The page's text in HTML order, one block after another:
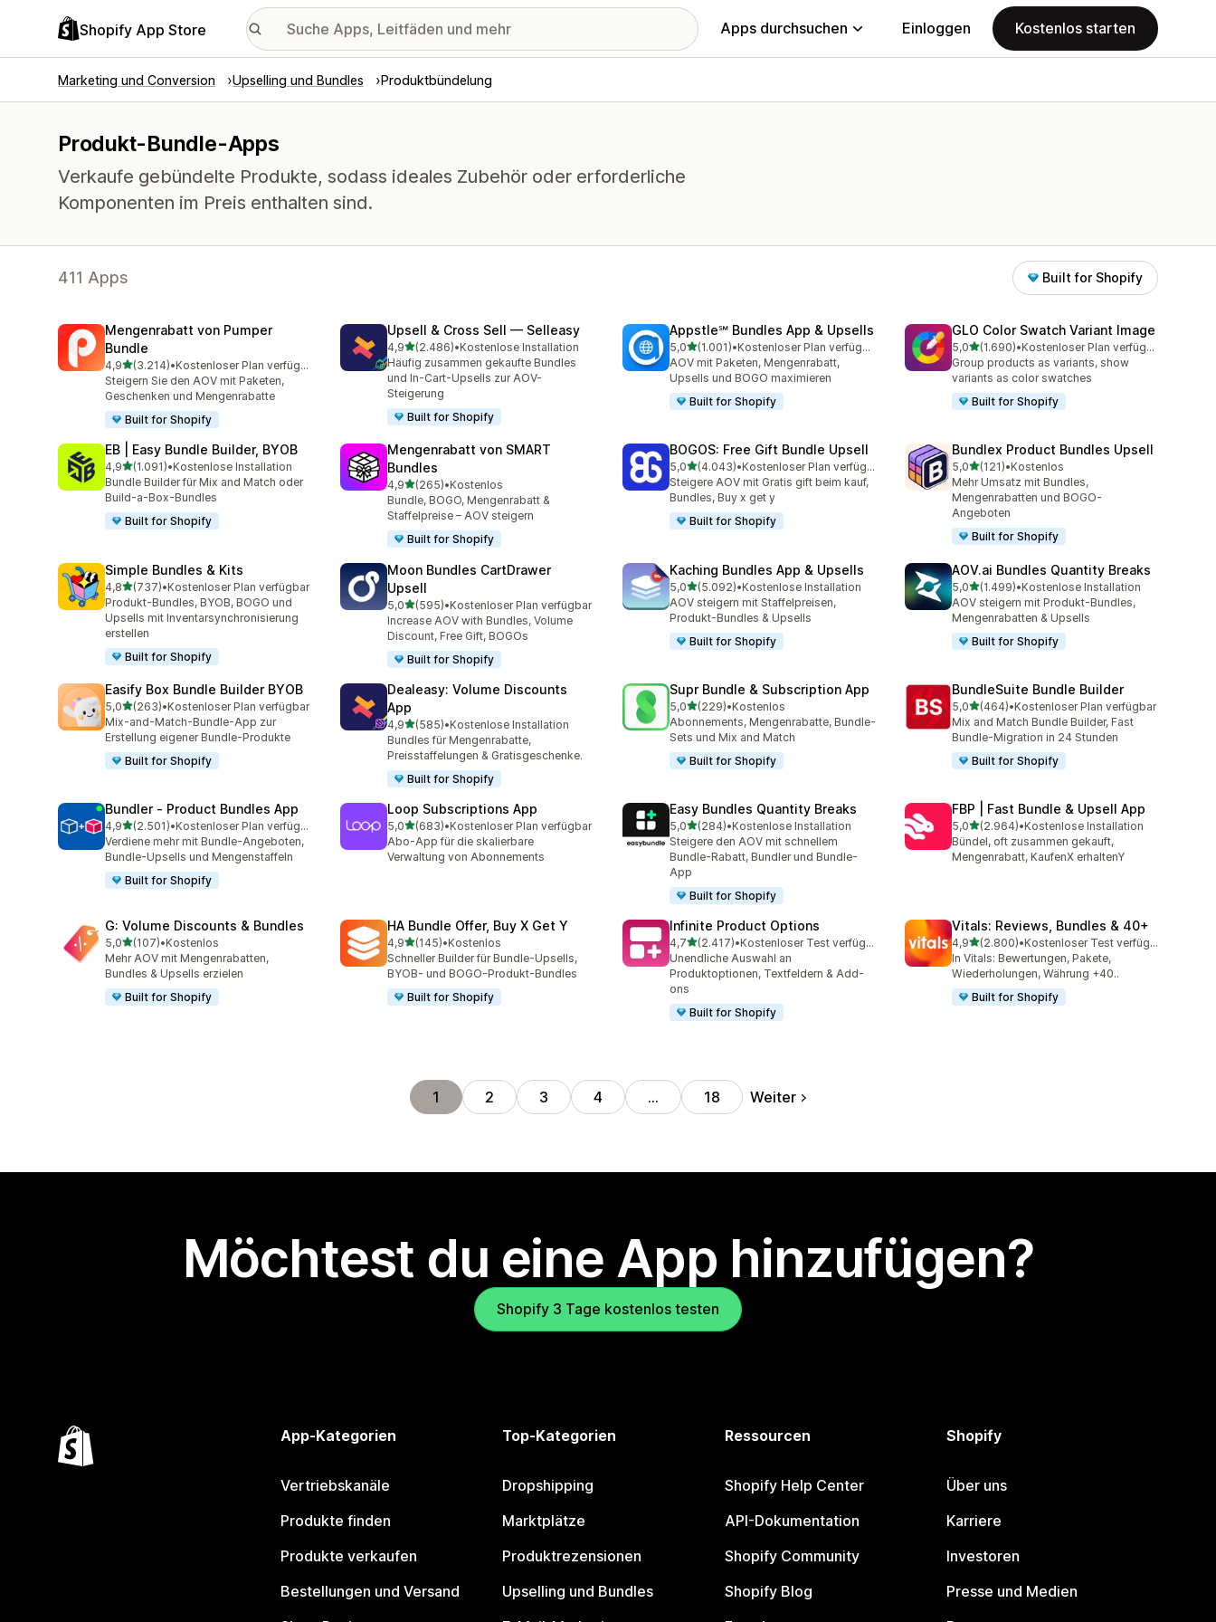
Shopify App Store Apps durchsuchen Einloggen Kostenlos starten
Marketing und Conversion Upselling und Bundles Produktbündelung
Produkt-Bundle-Apps
Verkaufe gebündelte Produkte, sodass ideales Zubehör oder erforderliche
Komponenten im Preis enthalten sind.
411 Apps Built for Shopify
Mengenrabatt von Pumper
Bundle
4,9von 5 Sternen
(3.214)
3214 Rezensionen insgesamt
•
Kostenloser Plan verfügbar
Steigern Sie den AOV mit Paketen,
Geschenken und Mengenrabatte
Built for Shopify
Upsell & Cross Sell — Selleasy
4,9von 5 Sternen
(2.486)
2486 Rezensionen insgesamt
•Kostenlose Installation
Häufig zusammen gekaufte Bundles
und In-Cart-Upsells zur AOV-
Steigerung
Built for Shopify
Appstle℠ Bundles App & Upsells
5,0von 5 Sternen
(1.001)
1001 Rezensionen insgesamt
•
Kostenloser Plan verfügbar
AOV mit Paketen, Mengenrabatt,
Upsells und BOGO maximieren
Built for Shopify
GLO Color Swatch Variant Image
5,0von 5 Sternen
(1.690)
1690 Rezensionen insgesamt
•
Kostenloser Plan verfügbar
Group products as variants, show
variants as color swatches
Built for Shopify
EB | Easy Bundle Builder, BYOB
4,9von 5 Sternen
(1.091)
1091 Rezensionen insgesamt
•Kostenlose Installation
Bundle Builder für Mix and Match oder
Build-a-Box-Bundles
Built for Shopify
Mengenrabatt von SMART
Bundles
4,9von 5 Sternen
(265)
265 Rezensionen insgesamt
•Kostenlos
Bundle, BOGO, Mengenrabatt &
Staffelpreise – AOV steigern
Built for Shopify
BOGOS: Free Gift Bundle Upsell
5,0von 5 Sternen
(4.043)
4043 Rezensionen insgesamt
•
Kostenloser Plan verfügbar
Steigere AOV mit Gratis gift beim kauf,
Bundles, Buy x get y
Built for Shopify
Bundlex Product Bundles Upsell
5,0von 5 Sternen
(121)
121 Rezensionen insgesamt
•Kostenlos
Mehr Umsatz mit Bundles,
Mengenrabatten und BOGO-
Angeboten
Built for Shopify
Simple Bundles & Kits
4,8von 5 Sternen
(737)
737 Rezensionen insgesamt
•Kostenloser Plan verfügbar
Produkt-Bundles, BYOB, BOGO und
Upsells mit Inventarsynchronisierung
erstellen
Built for Shopify
Moon Bundles CartDrawer
Upsell
5,0von 5 Sternen
(595)
595 Rezensionen insgesamt
•Kostenloser Plan verfügbar
Increase AOV with Bundles, Volume
Discount, Free Gift, BOGOs
Built for Shopify
Kaching Bundles App & Upsells
5,0von 5 Sternen
(5.092)
5092 Rezensionen insgesamt
•Kostenlose Installation
AOV steigern mit Staffelpreisen,
Produkt-Bundles & Upsells
Built for Shopify
AOV.ai Bundles Quantity Breaks
5,0von 5 Sternen
(1.499)
1499 Rezensionen insgesamt
•Kostenlose Installation
AOV steigern mit Produkt-Bundles,
Mengenrabatten & Upsells
Built for Shopify
Easify Box Bundle Builder BYOB
5,0von 5 Sternen
(263)
263 Rezensionen insgesamt
•Kostenloser Plan verfügbar
Mix-and-Match-Bundle-App zur
Erstellung eigener Bundle-Produkte
Built for Shopify
Dealeasy: Volume Discounts
App
4,9von 5 Sternen
(585)
585 Rezensionen insgesamt
•Kostenlose Installation
Bundles für Mengenrabatte,
Preisstaffelungen & Gratisgeschenke.
Built for Shopify
Supr Bundle & Subscription App
5,0von 5 Sternen
(229)
229 Rezensionen insgesamt
•Kostenlos
Abonnements, Mengenrabatte, Bundle-
Sets und Mix and Match
Built for Shopify
BundleSuite Bundle Builder
5,0von 5 Sternen
(464)
464 Rezensionen insgesamt
•Kostenloser Plan verfügbar
Mix and Match Bundle Builder, Fast
Bundle-Migration in 24 Stunden
Built for Shopify
Bundler ‑ Product Bundles App
4,9von 5 Sternen
(2.501)
2501 Rezensionen insgesamt
•
Kostenloser Plan verfügbar
Verdiene mehr mit Bundle-Angeboten,
Bundle-Upsells und Mengenstaffeln
Built for Shopify
Loop Subscriptions App
5,0von 5 Sternen
(683)
683 Rezensionen insgesamt
•Kostenloser Plan verfügbar
Abo-App für die skalierbare
Verwaltung von Abonnements
Easy Bundles Quantity Breaks
5,0von 5 Sternen
(284)
284 Rezensionen insgesamt
•Kostenlose Installation
Steigere den AOV mit schnellem
Bundle-Rabatt, Bundler und Bundle-
App
Built for Shopify
FBP | Fast Bundle & Upsell App
5,0von 5 Sternen
(2.964)
2964 Rezensionen insgesamt
•Kostenlose Installation
Bündel, oft zusammen gekauft,
Mengenrabatt, KaufenX erhaltenY
G: Volume Discounts & Bundles
5,0von 5 Sternen
(107)
107 Rezensionen insgesamt
•Kostenlos
Mehr AOV mit Mengenrabatten,
Bundles & Upsells erzielen
Built for Shopify
HA Bundle Offer, Buy X Get Y
4,9von 5 Sternen
(145)
145 Rezensionen insgesamt
•Kostenlos
Schneller Builder für Bundle-Upsells,
BYOB- und BOGO-Produkt-Bundles
Built for Shopify
Infinite Product Options
4,7von 5 Sternen
(2.417)
2417 Rezensionen insgesamt
•
Kostenloser Test verfügbar
Unendliche Auswahl an
Produktoptionen, Textfeldern & Add-
ons
Built for Shopify
Vitals: Reviews, Bundles & 40+
4,9von 5 Sternen
(2.800)
2800 Rezensionen insgesamt
•
Kostenloser Test verfügbar
In Vitals: Bewertungen, Pakete,
Wiederholungen, Währung +40..
Built for Shopify
1 2 3 4 … 18 Weiter
Möchtest du eine App hinzufügen?
Shopify 3 Tage kostenlos testen
App-Kategorien
Vertriebskanäle
Produkte finden
Produkte verkaufen
Bestellungen und Versand
Top-Kategorien
Dropshipping
Marktplätze
Produktrezensionen
Upselling und Bundles
Ressourcen
Shopify Help Center
API-Dokumentation
Shopify Community
Shopify Blog
Shopify
Über uns
Karriere
Investoren
Presse und Medien